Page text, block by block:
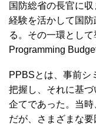
国防総省の長官に
経験を活かして国
る。その一環とし
Programming
PPBSとは、事前シ
把握し、それに基
企てであった。当
だが、さまざまな要